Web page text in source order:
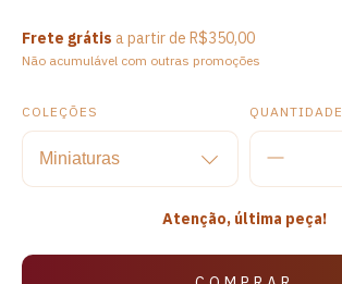
Frete grátis a partir de R$350,00
Não acumulável com outras promoções
COLEÇÕES QUANTIDADE
Atenção, última peça!